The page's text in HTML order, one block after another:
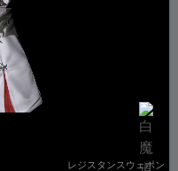
レジスタンスウェポン